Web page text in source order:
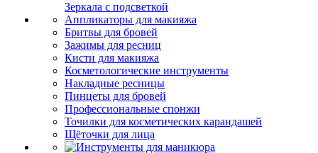
Зеркала с подсветкой
Аппликаторы для макияжа
Бритвы для бровей
Зажимы для ресниц
Кисти для макияжа
Косметологические инструменты
Накладные ресницы
Пинцеты для бровей
Профессиональные спонжи
Точилки для косметических карандашей
Щёточки для лица